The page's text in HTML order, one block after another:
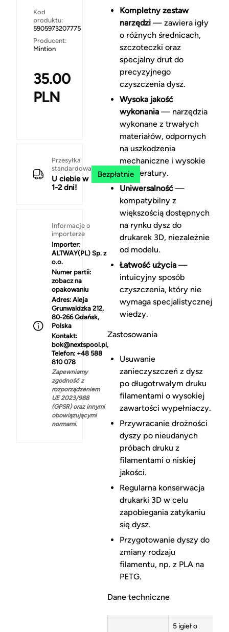
Kod
produktu:
5905973207775
Producent:
Mintion
35.00
PLN
Przesyłka
standardowa
U ciebie w
1-2 dni!
Bezpłatnie
Informacje o
importerze
Importer:
ALTWAY(PL) Sp. z
o.o.
Numer partii:
zobacz na
opakowaniu
Adres: Aleja
Grunwaldzka 212,
80-266 Gdańsk,
Polska
Kontakt:
bok@nextspool.pl,
Telefon: +48 588
810 078
Zapewniamy
zgodność z
rozporządzeniem
UE 2023/988
(GPSR) oraz innymi
obowiązującymi
normami.
Kompletny zestaw
narzędzi— zawiera igły
o różnych średnicach,
szczoteczki oraz
specjalny drut do
precyzyjnego
czyszczenia dysz.
Wysoka jakość
wykonania— narzędzia
wykonane z trwałych
materiałów, odpornych
na uszkodzenia
mechaniczne i wysokie
temperatury.
Uniwersalność—
kompatybilny z
większością dostępnych
na rynku dysz do
drukarek 3D, niezależnie
od modelu.
Łatwość użycia—
intuicyjny sposób
czyszczenia, który nie
wymaga specjalistycznej
wiedzy.
Zastosowania
Usuwanie
zanieczyszczeń z dysz
po długotrwałym druku
filamentami o wysokiej
zawartości wypełniaczy.
Przywracanie drożności
dyszy po nieudanych
próbach druku z
filamentami o niskiej
jakości.
Regularna konserwacja
drukarki 3D w celu
zapobiegania zatykaniu
się dysz.
Przygotowanie dyszy do
zmiany rodzaju
filamentu, np. z PLA na
PETG.
Dane techniczne
5 igieł o